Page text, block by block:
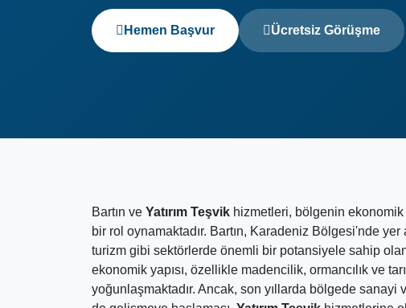
Hemen Başvur Ücretsiz Görüşme
Bartın ve Yatırım Teşvik hizmetleri, bölgenin
bir rol oynamaktadır. Bartın, Karadeniz Bölgesi'nde yer
turizm gibi sektörlerde önemli bir potansiyele sahip
ekonomik yapısı, özellikle madencilik, ormancılık ve
yoğunlaşmaktadır. Ancak, son yıllarda bölgede sanayi